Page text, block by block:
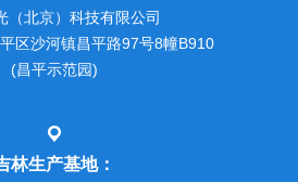
（北京）科技有限公司
区沙河镇昌平路97号8幢B910
(昌平示范园)
林生产基地：